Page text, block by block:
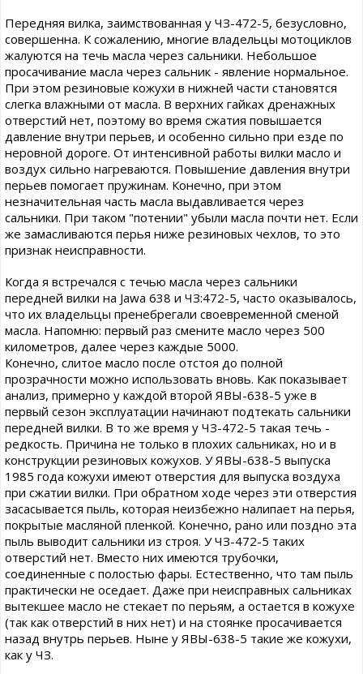
Передняя вилка, заимствованная у ЧЗ-472-5, безусловно,
совершенна. К сожалению, многие владельцы мотоциклов
жалуются на течь масла через сальники. Небольшое
просачивание масла через сальник - явление нормальное.
При этом резиновые кожухи в нижней части становятся
слегка влажными от масла. В верхних гайках дренажных
отверстий нет, поэтому во время сжатия повышается
давление внутри перьев, и особенно сильно при езде по
неровной дороге. От интенсивной работы вилки масло и
воздух сильно нагреваются. Повышение давления внутри
перьев помогает пружинам. Конечно, при этом
незначительная часть масла выдавливается через
сальники. При таком "потении" убыли масла почти нет. Если
же замасливаются перья ниже резиновых чехлов, то это
признак неисправности.
Когда я встречался с течью масла через сальники
передней вилки на Jawa 638 и ЧЗ:472-5, часто оказывалось,
что их владельцы пренебрегали своевременной сменой
масла. Напомню: первый раз смените масло через 500
километров, далее через каждые 5000.
Конечно, слитое масло после отстоя до полной
прозрачности можно использовать вновь. Как показывает
анализ, примерно у каждой второй ЯВЫ-638-5 уже в
первый сезон эксплуатации начинают подтекать сальники
передней вилки. В то же время у ЧЗ-472-5 такая течь -
редкость. Причина не только в плохих сальниках, но и в
конструкции резиновых кожухов. У ЯВЫ-638-5 выпуска
1985 года кожухи имеют отверстия для выпуска воздуха
при сжатии вилки. При обратном ходе через эти отверстия
засасывается пыль, которая неизбежно налипает на перья,
покрытые масляной пленкой. Конечно, рано или поздно эта
пыль выводит сальники из строя. У ЧЗ-472-5 таких
отверстий нет. Вместо них имеются трубочки,
соединенные с полостью фары. Естественно, что там пыль
практически не оседает. Даже при неисправных сальниках
вытекшее масло не стекает по перьям, а остается в кожухе
(так как отверстий в них нет) и на стоянке просачивается
назад внутрь перьев. Ныне у ЯВЫ-638-5 такие же кожухи,
как у ЧЗ.